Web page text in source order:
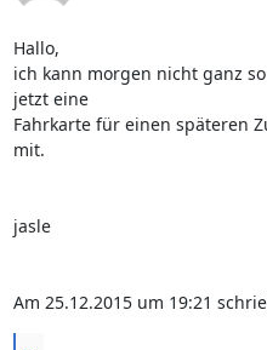
Hallo,
ich kann morgen nicht ganz
jetzt eine
Fahrkarte für einen späteren
mit.
jasle
Am 25.12.2015 um 19:21